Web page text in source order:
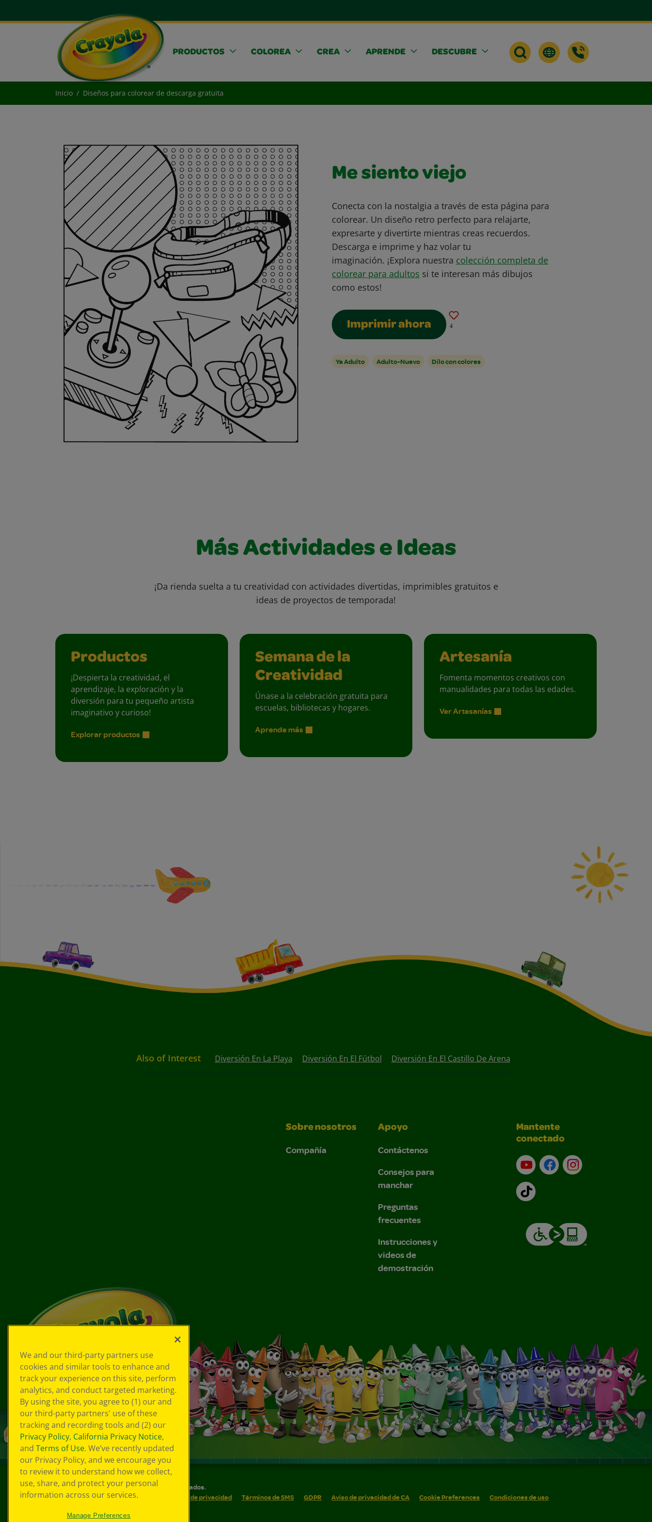
PRODUCTOS COLOREA CREA APRENDE DESCUBRE
Inicio Diseños para colorear de descarga gratuita
Me siento viejo
Conecta con la nostalgia a través de esta página para
colorear. Un diseño retro perfecto para relajarte,
expresarte y divertirte mientras creas recuerdos.
Descarga e imprime y haz volar tu
imaginación. ¡Explora nuestra colección completa de
colorear para adultos si te interesan más dibujos
como estos!
Imprimir ahora 4
Ya Adulto Adulto-Nuevo Dilo con colores
Más Actividades e Ideas
¡Da rienda suelta a tu creatividad con actividades divertidas, imprimibles gratuitos e
ideas de proyectos de temporada!
Productos
¡Despierta la creatividad, el
aprendizaje, la exploración y la
diversión para tu pequeño artista
imaginativo y curioso!
Explorar productos
Semana de la
Creatividad
Únase a la celebración gratuita para
escuelas, bibliotecas y hogares.
Aprende más
Artesanía
Fomenta momentos creativos con
manualidades para todas las edades.
Ver Artesanías
Also of Interest Diversión En La Playa Diversión En El Fútbol Diversión En El Castillo De Arena
Sobre nosotros
Compañía
Apoyo
Contáctenos
Consejos para
manchar
Preguntas
frecuentes
Instrucciones y
videos de
demostración
Mantente
conectado
YouTube (en inglés)
Facebook (en inglés)
Instagram (en
TikTok
© 2026 Crayola® Todos los derechos reservados.
Sus opciones de privacidad
Política de privacidad Términos de SMS GDPR Aviso de privacidad de CA Cookie Preferences
Condiciones de uso
We and our third-party partners use
cookies and similar tools to enhance and
track your experience on this site, perform
analytics, and conduct targeted marketing.
By using the site, you agree to (1) our and
our third-party partners' use of these
tracking and recording tools and (2) our
Privacy Policy, California Privacy Notice,
and Terms of Use. We’ve recently updated
our Privacy Policy, and we encourage you
to review it to understand how we collect,
use, share, and protect your personal
information across our services.
Manage Preferences